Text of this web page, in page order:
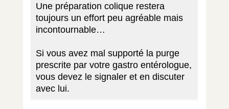
Une préparation colique restera
toujours un effort peu agréable mais
incontournable…
Si vous avez mal supporté la purge
prescrite par votre gastro entérologue,
vous devez le signaler et en discuter
avec lui.